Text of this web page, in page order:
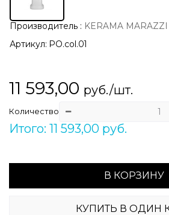
Производитель : KERAMA MARAZZI
Артикул: PO.col.01
11 593,00 руб./шт.
Количество
Итого: 11 593,00 руб.
В КОРЗИНУ
КУПИТЬ В ОДИН